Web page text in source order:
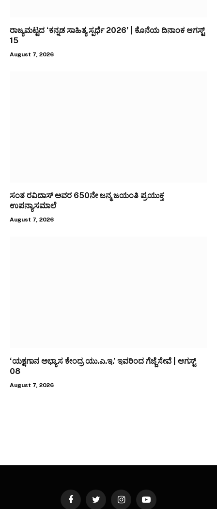
ರಾಜ್ಯಮಟ್ಟದ ‘ಕನ್ನಡ ಸಾಹಿತ್ಯ ಸ್ಪರ್ಧೆ 2026’ | ಕೊನೆಯ ದಿನಾಂಕ ಆಗಸ್ಟ್
15
August 7, 2026
ಸಂತ ರವಿದಾಸ್ ಅವರ 650ನೇ ಜನ್ಮ ಜಯಂತಿ ಪ್ರಯುಕ್ತ
ಉಪನ್ಯಾಸಮಾಲೆ
August 7, 2026
‘ಯಕ್ಷಗಾನ ಅಭ್ಯಾಸ ಕೇಂದ್ರ ಯು.ಎ.ಇ.’ ಇವರಿಂದ ಗೆಜ್ಜೆಸೇವೆ | ಆಗಸ್ಟ್
08
August 7, 2026
FacebookTwitter InstagramYouTube